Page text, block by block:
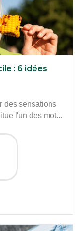
: 6 idées
des sensations
l'un des mot...